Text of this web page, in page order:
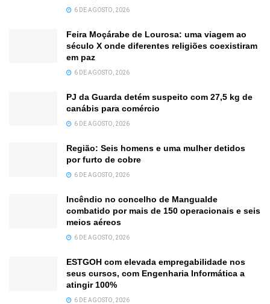
6 DE AGOSTO, 2026
Feira Moçárabe de Lourosa: uma viagem ao
século X onde diferentes religiões coexistiram
em paz
6 DE AGOSTO, 2026
PJ da Guarda detém suspeito com 27,5 kg de
canábis para comércio
6 DE AGOSTO, 2026
Região: Seis homens e uma mulher detidos
por furto de cobre
6 DE AGOSTO, 2026
Incêndio no concelho de Mangualde
combatido por mais de 150 operacionais e seis
meios aéreos
6 DE AGOSTO, 2026
ESTGOH com elevada empregabilidade nos
seus cursos, com Engenharia Informática a
atingir 100%
6 DE AGOSTO, 2026